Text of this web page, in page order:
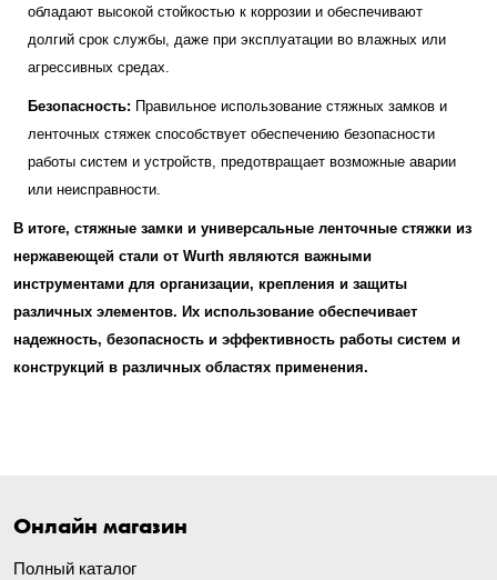
обладают высокой стойкостью к коррозии и обеспечивают
долгий срок службы, даже при эксплуатации во влажных или
агрессивных средах.
Безопасность: Правильное использование стяжных замков и
ленточных стяжек способствует обеспечению безопасности
работы систем и устройств, предотвращает возможные аварии
или неисправности.
В итоге, стяжные замки и универсальные ленточные стяжки из
нержавеющей стали от Wurth являются важными
инструментами для организации, крепления и защиты
различных элементов. Их использование обеспечивает
надежность, безопасность и эффективность работы систем и
конструкций в различных областях применения.
Онлайн магазин
Полный каталог